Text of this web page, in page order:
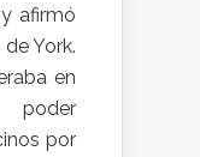
afirmó
York.
en
por